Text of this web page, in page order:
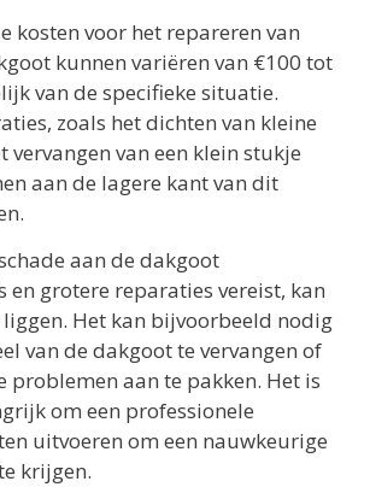
kosten voor het repareren van
kunnen variëren van €100 tot
van de specifieke situatie.
zoals het dichten van kleine
vervangen van een klein stukje
aan de lagere kant van dit
aan de dakgoot
en grotere reparaties vereist, kan
Het kan bijvoorbeeld nodig
van de dakgoot te vervangen of
problemen aan te pakken. Het is
om een professionele
uitvoeren om een nauwkeurige
krijgen.